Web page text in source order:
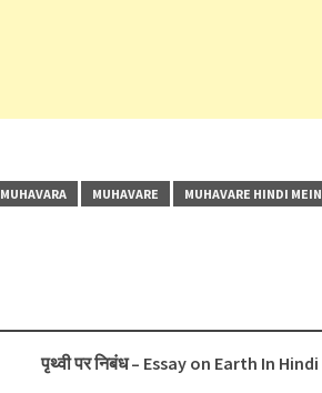
MUHAVARA MUHAVARE
MUHAVARE HINDI MEIN
पृथ्वी पर निबंध – Essay on Earth In Hindi